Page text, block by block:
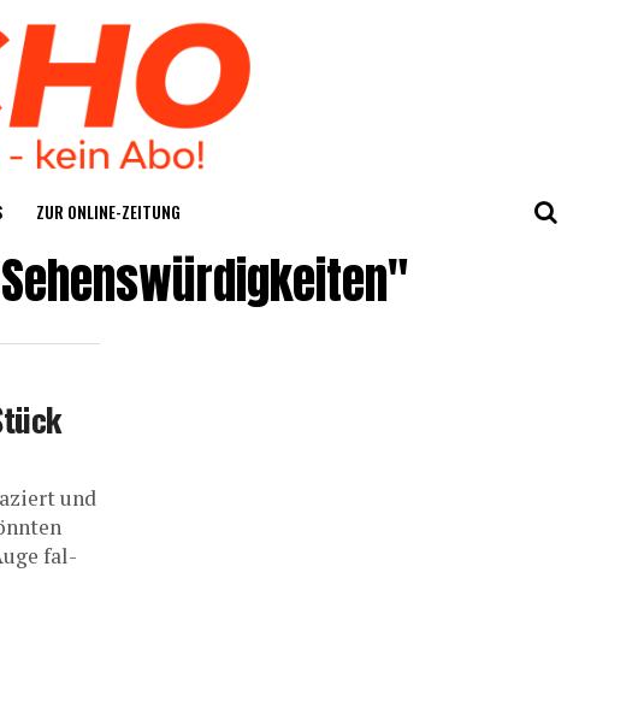
ZUR ONLINE-ZEI­TUNG
und
fal­